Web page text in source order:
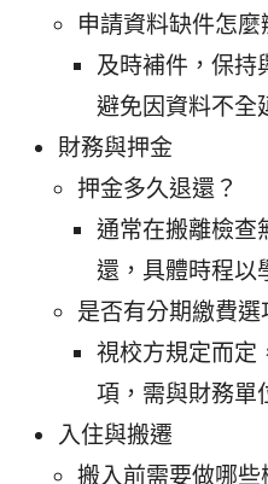
申請資料缺件怎麼
及時補件，保持
避免因資料不全
財務與押金
押金多久退還？
通常在搬離檢查
還，具體時程以
是否有分期繳費選
視校方規定而定
項，需與財務單
入住與搬遷
搬入前需要做哪些